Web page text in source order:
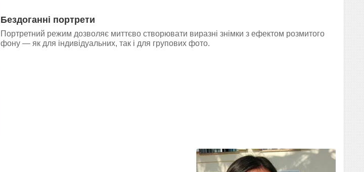
Бездоганні портрети
Портретний режим дозволяє миттєво створювати виразні знімки з ефектом розмитого
фону — як для індивідуальних, так і для групових фото.